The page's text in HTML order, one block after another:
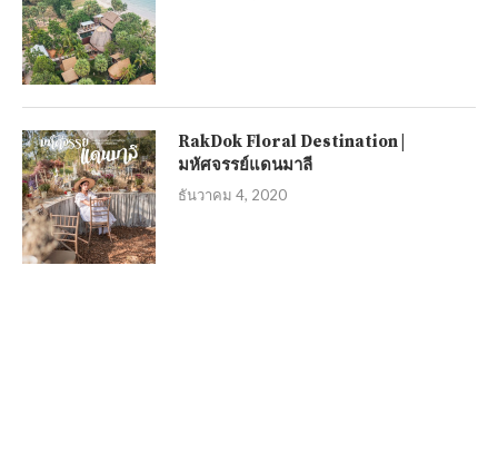
RakDok Floral Destination |
มหัศจรรย์แดนมาลี
ธันวาคม 4, 2020